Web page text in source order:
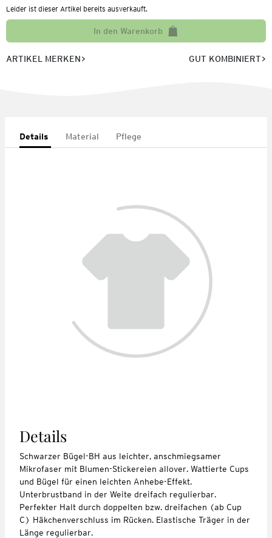
Leider ist dieser Artikel bereits ausverkauft.
In den Warenkorb
ARTIKEL MERKEN GUT KOMBINIERT
Details Material Pflege
Details
Schwarzer Bügel-BH aus leichter, anschmiegsamer
Mikrofaser mit Blumen-Stickereien allover. Wattierte Cups
und Bügel für einen leichten Anhebe-Effekt.
Unterbrustband in der Weite dreifach regulierbar.
Perfekter Halt durch doppelten bzw. dreifachen (ab Cup
C) Häkchenverschluss im Rücken. Elastische Träger in der
Länge regulierbar.